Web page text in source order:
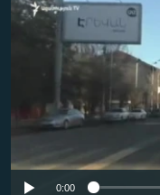
ՂԱՐԱԲԱՂ
ՊԱՏԵՐԱԶՄԻ 6
ՄԻՋԱԶԳԱՅԻՆ
ՍՊՈՐՏ
No
0:00